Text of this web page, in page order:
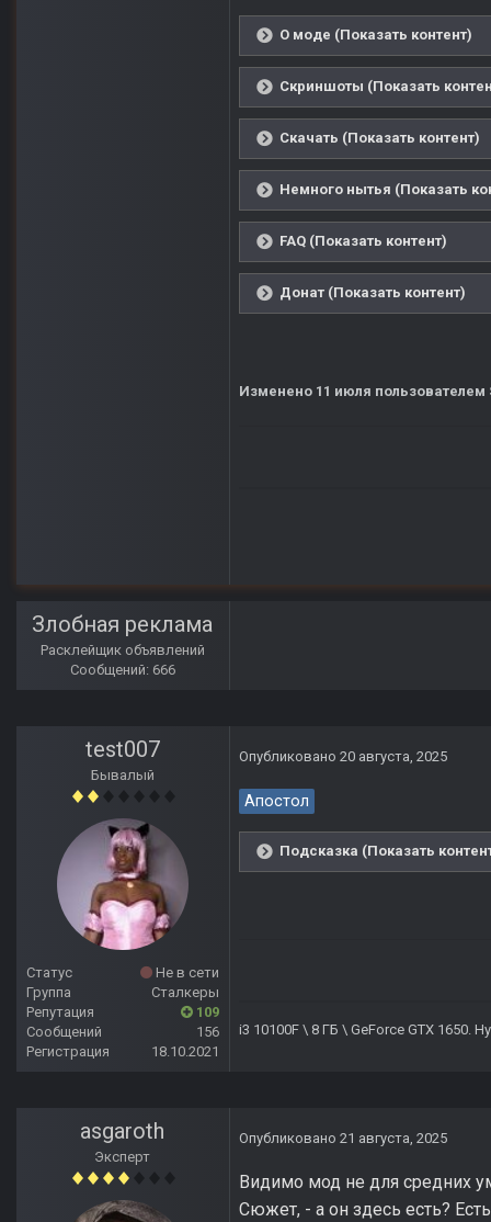
О моде (Показать контент)
Скриншоты (Показать
Скачать (Показать контент)
Немного нытья (Показать
FAQ (Показать контент)
Донат (Показать контент)
Изменено 11 июля пользователем
Злобная реклама
Расклейщик объявлений
Сообщений: 666
test007
Бывалый
Статус
Не в сети
Группа
Сталкеры
Репутация
109
Сообщений
156
Регистрация
18.10.2021
Опубликовано 20 августа, 2025
Апостол
Подсказка (Показать
i3 10100F \ 8 ГБ \ GeForce GTX 1650.
asgaroth
Эксперт
Опубликовано 21 августа, 2025
Видимо мод не для средних
Сюжет, - а он здесь есть?